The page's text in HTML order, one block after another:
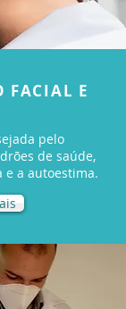
FACIAL E
pelo
de saúde,
e a autoestima.